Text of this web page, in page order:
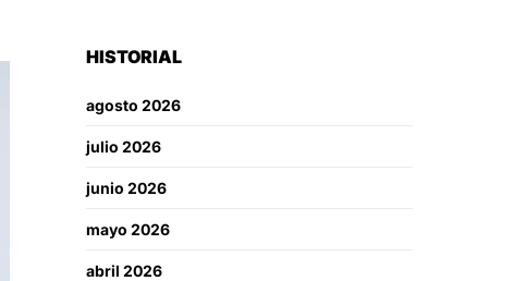
HISTORIAL
agosto 2026
julio 2026
junio 2026
mayo 2026
abril 2026